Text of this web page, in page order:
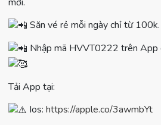
Săn vé rẻ mỗi ngày chỉ từ 100k.
Nhập mã HVVT0222 trên App
Tải App tại:
Ios: https://apple.co/3awmbYt